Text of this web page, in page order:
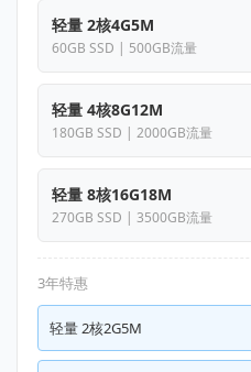
轻量 2核4G5M
60GB SSD | 500GB流量
轻量 4核8G12M
180GB SSD | 2000GB流量
轻量 8核16G18M
270GB SSD | 3500GB流量
3年特惠
轻量 2核2G5M